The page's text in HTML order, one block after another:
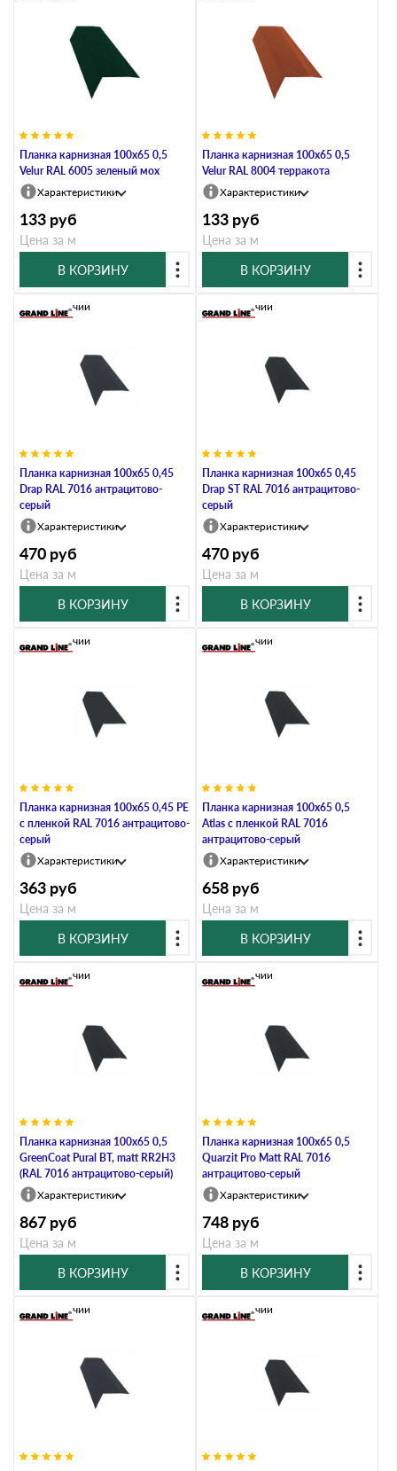
Планка карнизная 100х65 0,5
Velur RAL 6005 зеленый мох
Характеристики
133 руб
Цена за м
В КОРЗИНУ
Планка карнизная 100х65 0,5
Velur RAL 8004 терракота
Характеристики
133 руб
Цена за м
В КОРЗИНУ
Планка карнизная 100х65 0,45
Drap RAL 7016 антрацитово-
серый
В наличии
Характеристики
470 руб
Цена за м
В КОРЗИНУ
Планка карнизная 100х65 0,45
Drap ST RAL 7016 антрацитово-
серый
В наличии
Характеристики
470 руб
Цена за м
В КОРЗИНУ
Планка карнизная 100х65 0,45 PE
с пленкой RAL 7016 антрацитово-
серый
В наличии
Характеристики
363 руб
Цена за м
В КОРЗИНУ
Планка карнизная 100х65 0,5
Atlas с пленкой RAL 7016
антрацитово-серый
В наличии
Характеристики
658 руб
Цена за м
В КОРЗИНУ
Планка карнизная 100х65 0,5
GreenCoat Pural BT, matt RR2Н3
(RAL 7016 антрацитово-серый)
В наличии
Характеристики
867 руб
Цена за м
В КОРЗИНУ
Планка карнизная 100х65 0,5
Quarzit Pro Matt RAL 7016
антрацитово-серый
В наличии
Характеристики
748 руб
Цена за м
В КОРЗИНУ
В наличии В наличии